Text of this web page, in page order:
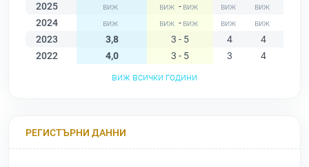
2025
-
2024
-
2023
3,8 3 - 5 4 4
2022
4,0 3 - 5 3 4
виж всички години
РЕГИСТЪРНИ ДАННИ